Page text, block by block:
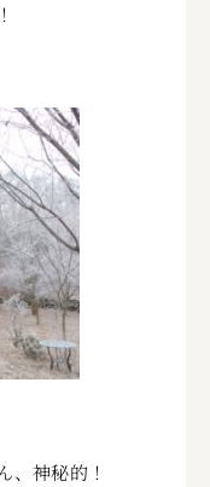
、神秘的！